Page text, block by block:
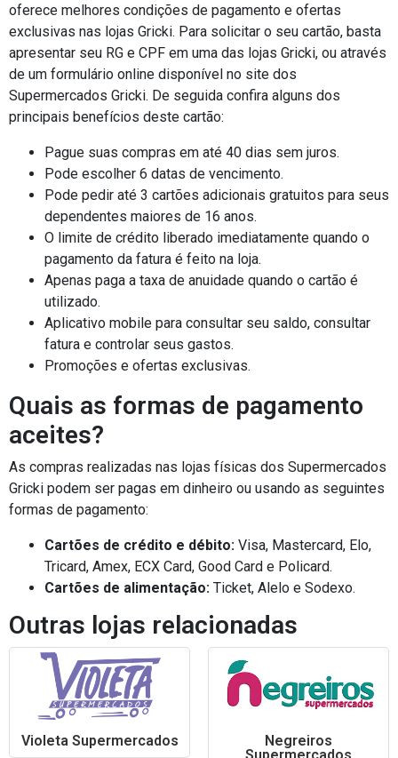
oferece melhores condições de pagamento e ofertas
exclusivas nas lojas Gricki. Para solicitar o seu cartão, basta
apresentar seu RG e CPF em uma das lojas Gricki, ou através
de um formulário online disponível no site dos
Supermercados Gricki. De seguida confira alguns dos
principais benefícios deste cartão:
Pague suas compras em até 40 dias sem juros.
Pode escolher 6 datas de vencimento.
Pode pedir até 3 cartões adicionais gratuitos para seus
dependentes maiores de 16 anos.
O limite de crédito liberado imediatamente quando o
pagamento da fatura é feito na loja.
Apenas paga a taxa de anuidade quando o cartão é
utilizado.
Aplicativo mobile para consultar seu saldo, consultar
fatura e controlar seus gastos.
Promoções e ofertas exclusivas.
Quais as formas de pagamento
aceites?
As compras realizadas nas lojas físicas dos Supermercados
Gricki podem ser pagas em dinheiro ou usando as seguintes
formas de pagamento:
Cartões de crédito e débito: Visa, Mastercard, Elo,
Tricard, Amex, ECX Card, Good Card e Policard.
Cartões de alimentação: Ticket, Alelo e Sodexo.
Outras lojas relacionadas
Violeta Supermercados
Negreiros